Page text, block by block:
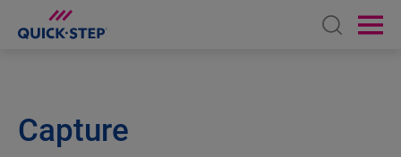
Open
Capture